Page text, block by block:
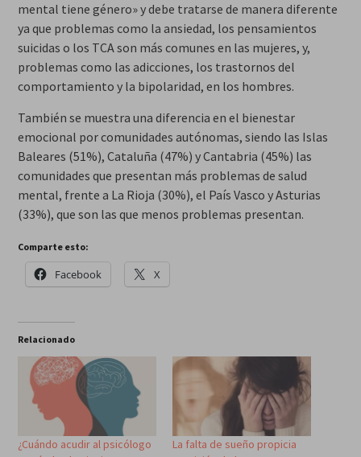
mental tiene género» y debe tratarse de manera diferente
ya que problemas como la ansiedad, los pensamientos
suicidas o los TCA son más comunes en las mujeres, y,
problemas como las adicciones, los trastornos del
comportamiento y la bipolaridad, en los hombres.
También se muestra una diferencia en el bienestar
emocional por comunidades autónomas, siendo las Islas
Baleares (51%), Cataluña (47%) y Cantabria (45%) las
comunidades que presentan más problemas de salud
mental, frente a La Rioja (30%), el País Vasco y Asturias
(33%), que son las que menos problemas presentan.
Comparte esto:
Facebook X
Relacionado
¿Cuándo acudir al psicólogo
La falta de sueño propicia